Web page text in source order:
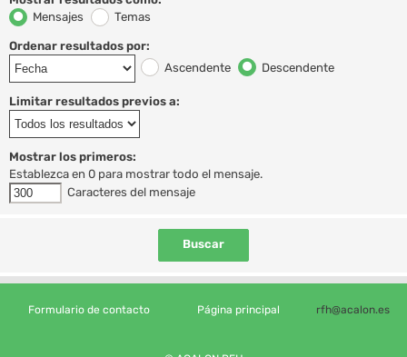
Mensajes
Temas
Ordenar resultados por:
Ascendente
Descendente
Limitar resultados previos a:
Mostrar los primeros:
Establezca en 0 para mostrar todo el mensaje.
Caracteres del mensaje
Formulario de contacto Página principal rfh@acalon.es